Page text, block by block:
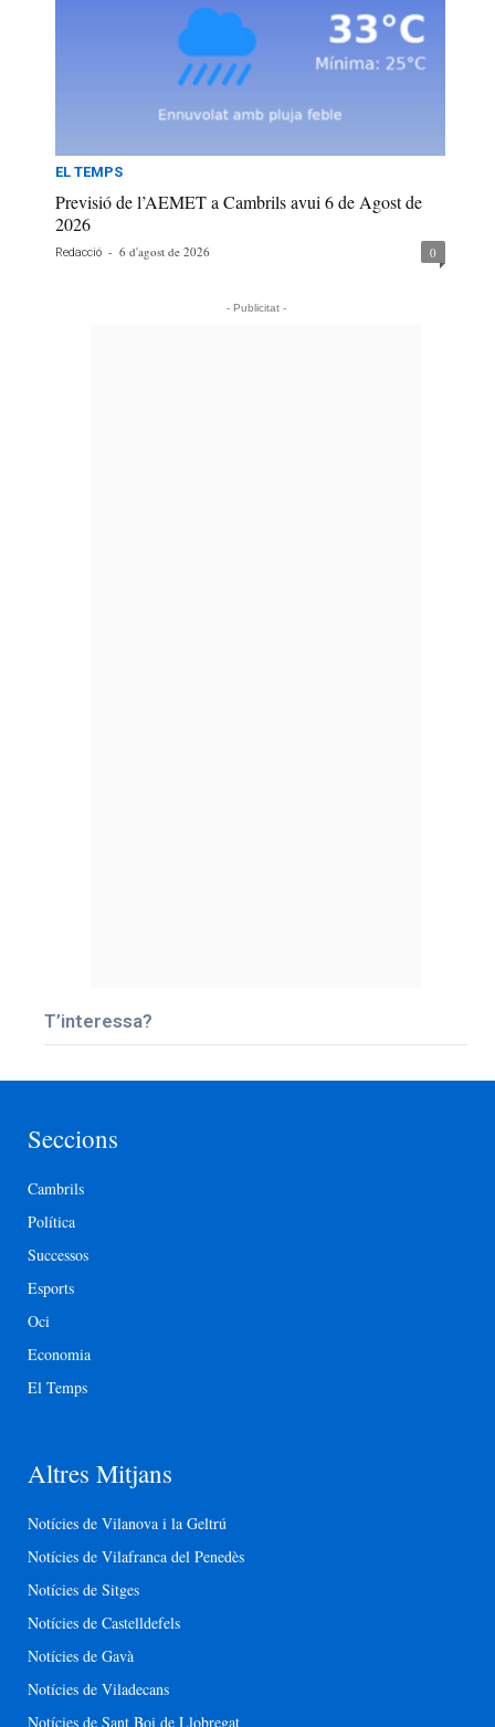
EL TEMPS
Previsió de l’AEMET a Cambrils avui 6 de Agost de
2026
Redacció - 6 d'agost de 2026 0
- Publicitat -
T’interessa?
Seccions
Cambrils
Política
Successos
Esports
Oci
Economia
El Temps
Altres Mitjans
Notícies de Vilanova i la Geltrú
Notícies de Vilafranca del Penedès
Notícies de Sitges
Notícies de Castelldefels
Notícies de Gavà
Notícies de Viladecans
Notícies de Sant Boi de Llobregat